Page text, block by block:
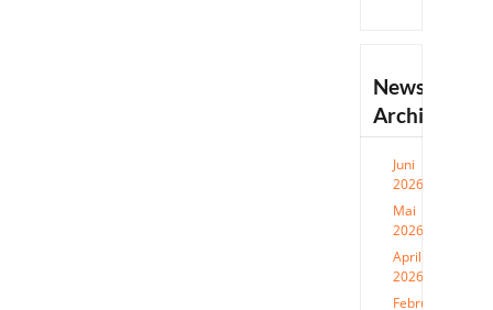
News-
Archiv
Juni
2026
Mai
2026
April
2026
Februar